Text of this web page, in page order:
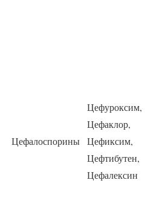
Цефалоспорины
Цефуроксим,
Цефаклор,
Цефиксим,
Цефтибутен,
Цефалексин